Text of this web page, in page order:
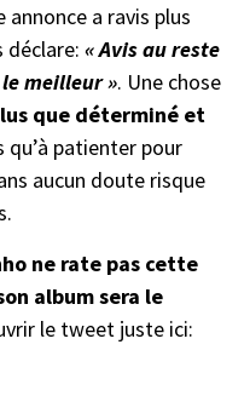
a ravis plus
déclare: « Avis au reste
meilleur ». Une chose
que déterminé et
qu’à patienter pour
aucun doute risque
ne rate pas cette
album sera le
le tweet juste ici: